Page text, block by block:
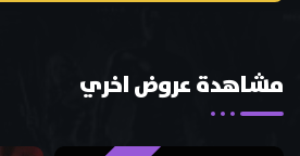
مشاهدة عروض اخري